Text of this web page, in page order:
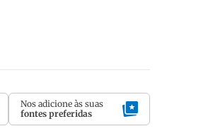
Nos adicione às suas
fontes preferidas